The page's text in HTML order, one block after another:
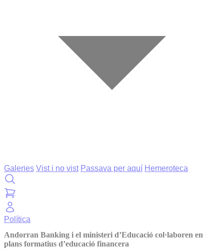
Galeries Vist i no vist Passava per aquí Hemeroteca
Política
Andorran Banking i el ministeri d’Educació col·laboren en
plans formatius d’educació financera